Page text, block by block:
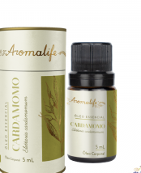
na Prática